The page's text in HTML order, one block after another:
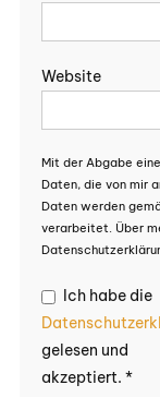
Website
Mit der Abgabe
Daten, die von mir
Daten werden
verarbeitet. Über
Ich habe die
gelesen und
akzeptiert. *